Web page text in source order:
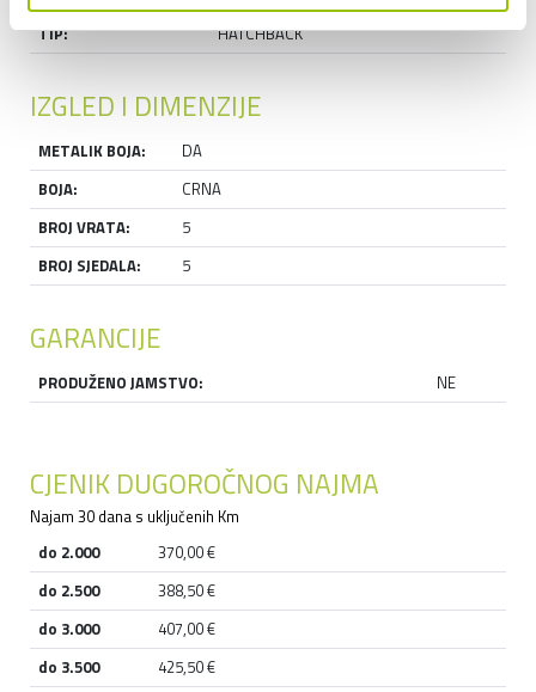
TIP:
HATCHBACK
IZGLED I DIMENZIJE
METALIK BOJA:
DA
BOJA:
CRNA
BROJ VRATA:
5
BROJ SJEDALA:
5
GARANCIJE
PRODUŽENO JAMSTVO: NE
CJENIK DUGOROČNOG NAJMA
Najam 30 dana s uključenih Km
do 2.000
370,00 €
do 2.500
388,50 €
do 3.000
407,00 €
do 3.500
425,50 €